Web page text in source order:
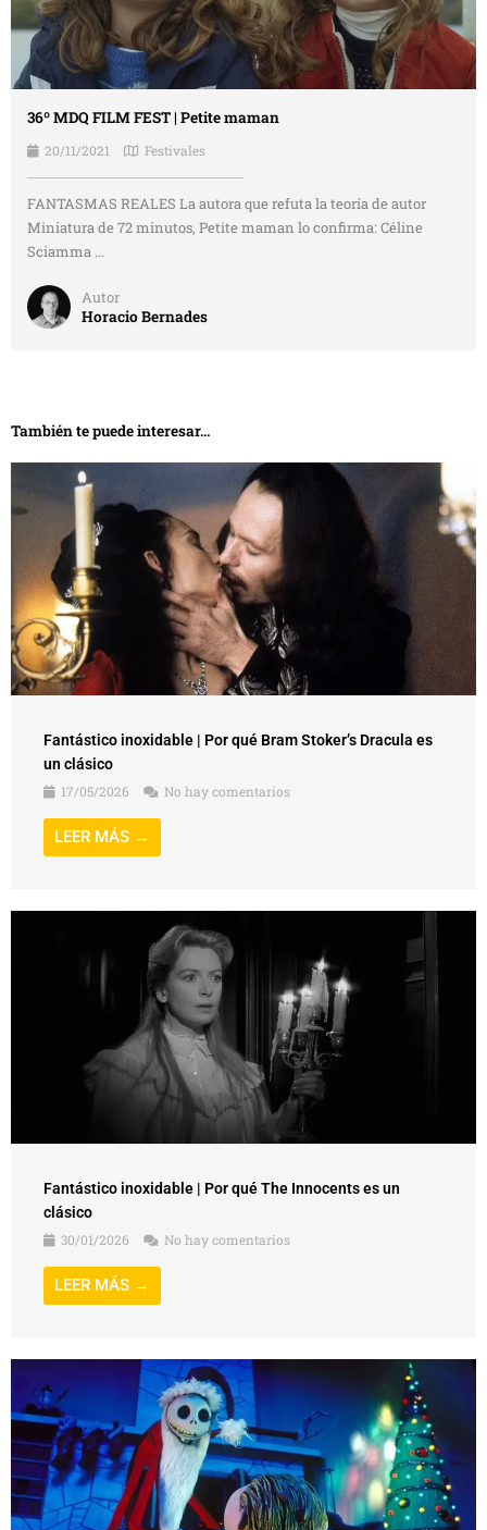
36º MDQ FILM FEST | Petite maman
20/11/2021 Festivales
FANTASMAS REALES La autora que refuta la teoría de autor
Miniatura de 72 minutos, Petite maman lo confirma: Céline
Sciamma ...
Autor
Horacio Bernades
También te puede interesar...
Fantástico inoxidable | Por qué Bram Stoker’s Dracula es
un clásico
17/05/2026
No hay comentarios
LEER MÁS →
Fantástico inoxidable | Por qué The Innocents es un
clásico
30/01/2026
No hay comentarios
LEER MÁS →